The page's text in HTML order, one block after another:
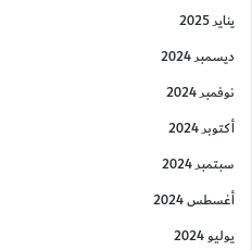
يناير 2025
ديسمبر 2024
نوفمبر 2024
أكتوبر 2024
سبتمبر 2024
أغسطس 2024
يوليو 2024